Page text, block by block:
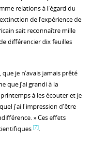
relations à l'égard du
de l’expérience de
sait reconnaître mille
différencier dix feuilles
je n’avais jamais prêté
que j’ai grandi à la
à les écouter et je
j'ai l'impression d'être
» Ces effets
[7].